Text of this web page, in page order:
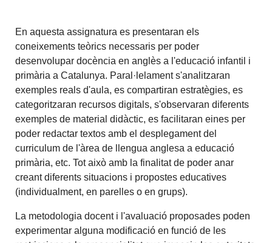
En aquesta assignatura es presentaran els
coneixements teòrics necessaris per poder
desenvolupar docència en anglès a l'educació infantil i
primària a Catalunya. Paral·lelament s'analitzaran
exemples reals d'aula, es compartiran estratègies, es
categoritzaran recursos digitals, s'observaran diferents
exemples de material didàctic, es facilitaran eines per
poder redactar textos amb el desplegament del
curriculum de l'àrea de llengua anglesa a educació
primària, etc. Tot això amb la finalitat de poder anar
creant diferents situacions i propostes educatives
(individualment, en parelles o en grups).
La metodologia docent i l'avaluació proposades poden
experimentar alguna modificació en funció de les